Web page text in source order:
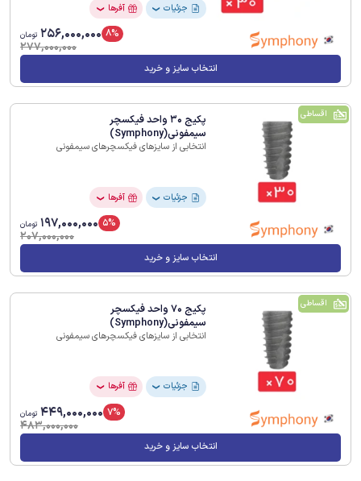
جزئیات ❯ آفرها ❯
8%
256,000,000 تومان
277,000,000
انتخاب سایز و خرید
اقساطی
پکیج 30 واحد فیکسچر
سیمفونی(Symphony)
انتخابی از سایزهای فیکسچرهای سیمفونی
جزئیات ❯ آفرها ❯
5%
197,000,000 تومان
207,000,000
انتخاب سایز و خرید
اقساطی
پکیج 70 واحد فیکسچر
سیمفونی(Symphony)
انتخابی از سایزهای فیکسچرهای سیمفونی
جزئیات ❯ آفرها ❯
7%
449,000,000 تومان
483,000,000
انتخاب سایز و خرید